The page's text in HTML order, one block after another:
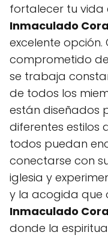
fortalecer tu vida
Inmaculado
excelente opción.
comprometido
se trabaja
de todos los
están diseñados
diferentes estilos
todos puedan
conectarse con
iglesia y
y la acogida que
Inmaculado
donde la